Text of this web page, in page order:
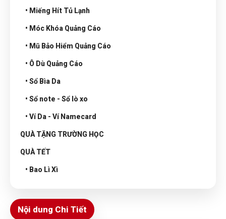
• Miếng Hít Tủ Lạnh
• Móc Khóa Quảng Cáo
• Mũ Bảo Hiểm Quảng Cáo
• Ô Dù Quảng Cáo
• Sổ Bìa Da
• Sổ note - Sổ lò xo
• Ví Da - Ví Namecard
QUÀ TẶNG TRƯỜNG HỌC
QUÀ TẾT
• Bao Lì Xì
Nội dung Chi Tiết